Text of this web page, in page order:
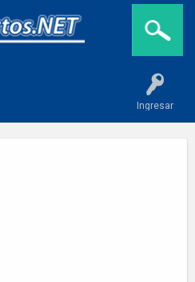
Ingresar